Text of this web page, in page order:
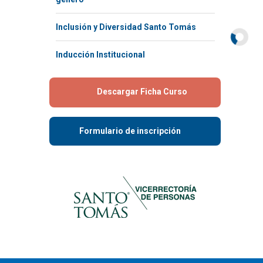
Inclusión y Diversidad Santo Tomás
Inducción Institucional
Descargar Ficha Curso
Formulario de inscripción